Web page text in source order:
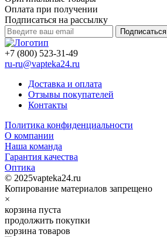
Оплата при получении
Подписаться на рассылку
Подписаться
+7 (800) 523-31-49
ru-ru@vapteka24.ru
Доставка и оплата
Отзывы покупателей
Контакты
Политика конфиденциальности
О компании
Наша команда
Гарантия качества
Оптика
© 2025vapteka24.ru
Копирование материалов запрещено
×
корзина пуста
продолжить покупки
корзина товаров